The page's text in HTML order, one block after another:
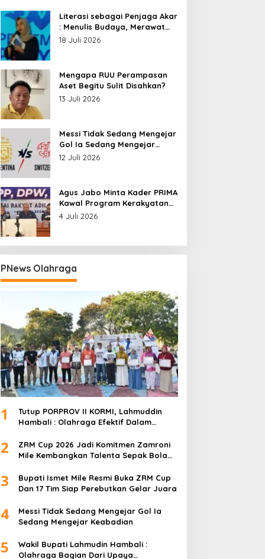
Literasi sebagai Penjaga Akar
: Menulis Budaya, Merawat
Identitas
18 Juli 2026
Mengapa RUU Perampasan
Aset Begitu Sulit Disahkan?
13 Juli 2026
Messi Tidak Sedang Mengejar
Gol Ia Sedang Mengejar
Keabadian
12 Juli 2026
Agus Jabo Minta Kader PRIMA
Kawal Program Kerakyatan
Pemerintahan Prabowo
4 Juli 2026
PNews Olahraga
1
Tutup PORPROV II KORMI, Lahmuddin
Hambali : Olahraga Efektif Dalam
2
ZRM Cup 2026 Jadi Komitmen Zamroni
Mile Kembangkan Talenta Sepak Bola
3
Bupati Ismet Mile Resmi Buka ZRM Cup
Dan 17 Tim Siap Perebutkan Gelar Juara
4
Messi Tidak Sedang Mengejar Gol Ia
Sedang Mengejar Keabadian
5
Wakil Bupati Lahmudin Hambali :
Olahraga Bagian Dari Upaya